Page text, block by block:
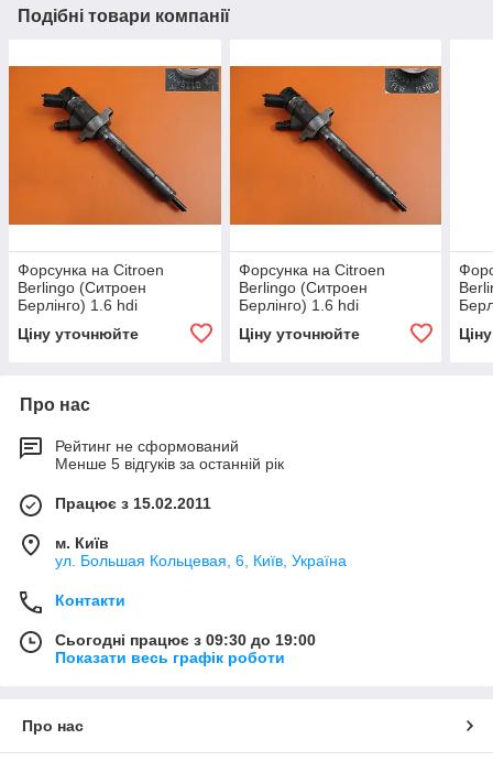
Подібні товари компанії
Форсунка на Citroen
Berlingo (Ситроен
Берлінго) 1.6 hdi
Ціну уточнюйте
Форсунка на Citroen
Berlingo (Ситроен
Берлінго) 1.6 hdi
Ціну уточнюйте
Про нас
Рейтинг не сформований
Менше 5 відгуків за останній рік
Працює з 15.02.2011
м. Київ
ул. Большая Кольцевая, 6, Київ, Україна
Контакти
Сьогодні працює з 09:30 до 19:00
Показати весь графік роботи
Про нас